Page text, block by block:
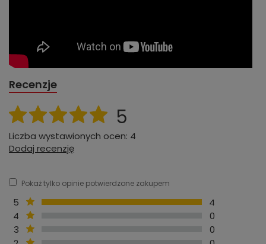
Recenzje
5
Liczba wystawionych ocen: 4
Dodaj recenzję
Pokaż tylko opinie potwierdzone zakupem
5
4
4
0
3
0